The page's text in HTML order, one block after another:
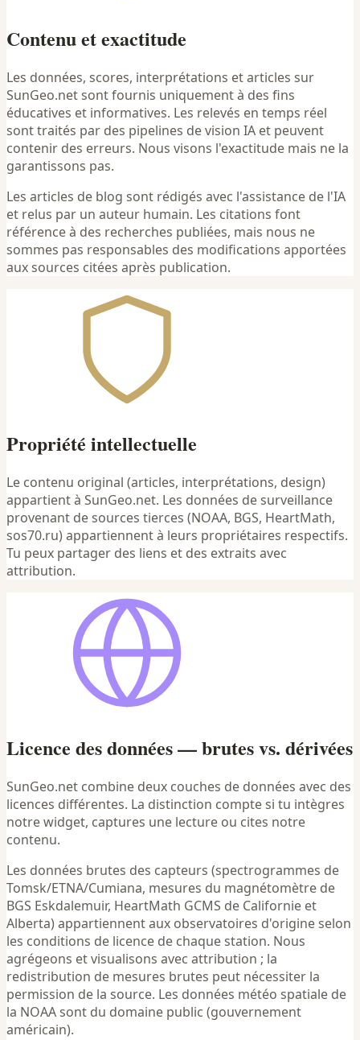
Contenu et exactitude
Les données, scores, interprétations et articles sur
SunGeo.net sont fournis uniquement à des fins
éducatives et informatives. Les relevés en temps réel
sont traités par des pipelines de vision IA et peuvent
contenir des erreurs. Nous visons l'exactitude mais ne la
garantissons pas.
Les articles de blog sont rédigés avec l'assistance de l'IA
et relus par un auteur humain. Les citations font
référence à des recherches publiées, mais nous ne
sommes pas responsables des modifications apportées
aux sources citées après publication.
Propriété intellectuelle
Le contenu original (articles, interprétations, design)
appartient à SunGeo.net. Les données de surveillance
provenant de sources tierces (NOAA, BGS, HeartMath,
sos70.ru) appartiennent à leurs propriétaires respectifs.
Tu peux partager des liens et des extraits avec
attribution.
Licence des données — brutes vs. dérivées
SunGeo.net combine deux couches de données avec des
licences différentes. La distinction compte si tu intègres
notre widget, captures une lecture ou cites notre
contenu.
Les données brutes des capteurs (spectrogrammes de
Tomsk/ETNA/Cumiana, mesures du magnétomètre de
BGS Eskdalemuir, HeartMath GCMS de Californie et
Alberta) appartiennent aux observatoires d'origine selon
les conditions de licence de chaque station. Nous
agrégeons et visualisons avec attribution ; la
redistribution de mesures brutes peut nécessiter la
permission de la source. Les données météo spatiale de
la NOAA sont du domaine public (gouvernement
américain).